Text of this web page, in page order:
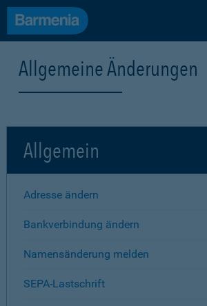
Allgemeine Änderungen
Allgemein
Adresse ändern
Bankverbindung ändern
Namensänderung melden
SEPA-Lastschrift